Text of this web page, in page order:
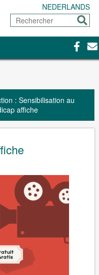
NEDERLANDS
Rechercher
: Sensibilisation au
affiche